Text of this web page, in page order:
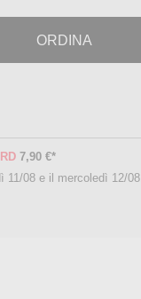
ORDINA
7,90 €*
11/08 e il mercoledì 12/08